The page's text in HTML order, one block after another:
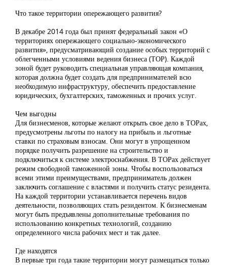
Что такое территории опережающего развития?
В декабре 2014 года был принят федеральный закон «О
территориях опережающего социально-экономического
развития», предусматривающий создание особых территорий с
облегченными условиями ведения бизнеса (ТОР). Каждой
зоной будет руководить специальная управляющая компания,
которая должна будет создать для предпринимателей всю
необходимую инфраструктуру, обеспечить предоставление
юридических, бухгалтерских, таможенных и прочих услуг.
Чем выгодны
Для бизнесменов, которые желают открыть свое дело в ТОРах,
предусмотрены льготы по налогу на прибыль и льготные
ставки по страховым взносам. Они могут в упрощенном
порядке получить разрешение на строительство и
подключиться к системе электроснабжения. В ТОРах действует
режим свободной таможенной зоны. Чтобы воспользоваться
всеми этими преимуществами, предприниматель должен
заключить соглашение с властями и получить статус резидента.
На каждой территории устанавливается перечень видов
деятельности, позволяющих стать резидентом. К бизнесменам
могут быть предъявлены дополнительные требования по
использованию конкретных технологий, созданию
определенного числа рабочих мест и так далее.
Где находятся
В первые три года такие территории могут размещаться только